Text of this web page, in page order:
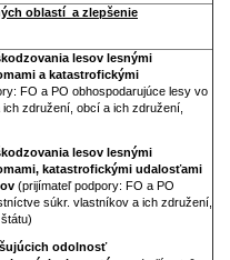
oblastí a zlepšenie
lesov lesnými
a katastrofickými
FO a PO obhospodarujúce lesy vo
združení, obcí a ich združení,
lesov lesnými
katastrofickými udalosťami
(prijímateľ podpory: FO a PO
súkr. vlastníkov a ich združení,
odolnosť